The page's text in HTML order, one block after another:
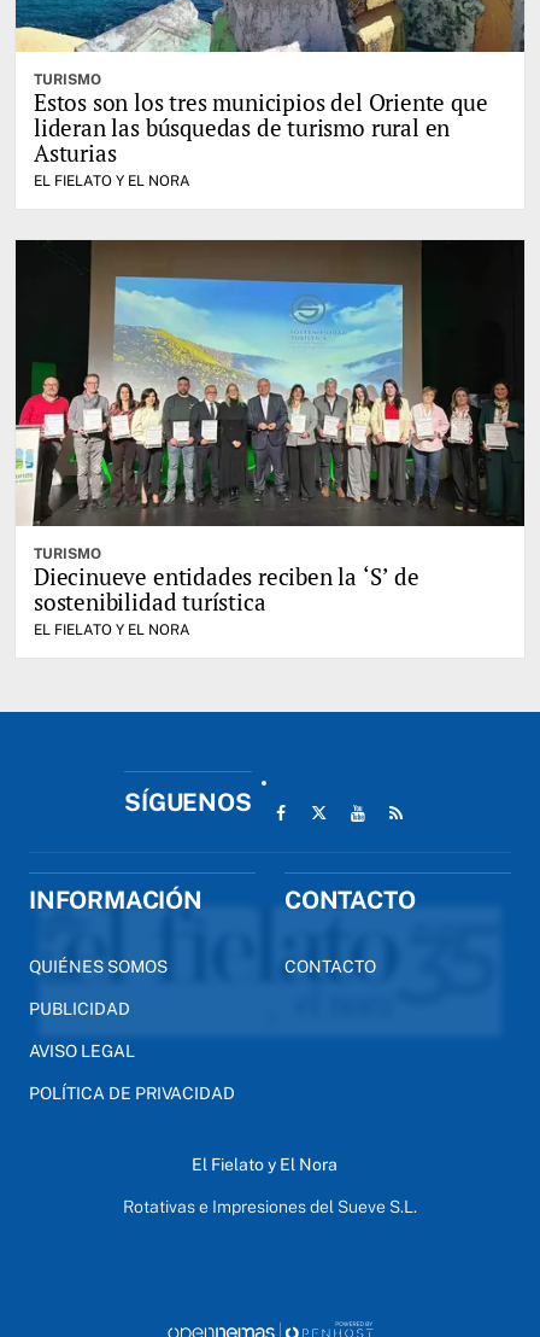
TURISMO
Estos son los tres municipios del Oriente que
lideran las búsquedas de turismo rural en
Asturias
EL FIELATO Y EL NORA
TURISMO
Diecinueve entidades reciben la ‘S’ de
sostenibilidad turística
EL FIELATO Y EL NORA
SÍGUENOS
INFORMACIÓN
QUIÉNES SOMOS
PUBLICIDAD
AVISO LEGAL
POLÍTICA DE PRIVACIDAD
CONTACTO
CONTACTO
El Fielato y El Nora
Rotativas e Impresiones del Sueve S.L.